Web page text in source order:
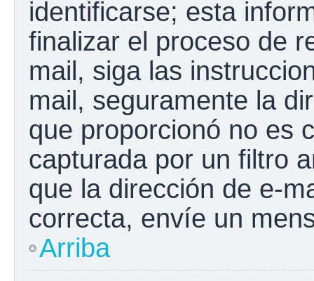
identificarse; esta
finalizar el proceso de
mail, siga las
mail, seguramente la
que proporcionó no es
capturada por un filtro
que la dirección de e-
correcta, envíe un
Arriba